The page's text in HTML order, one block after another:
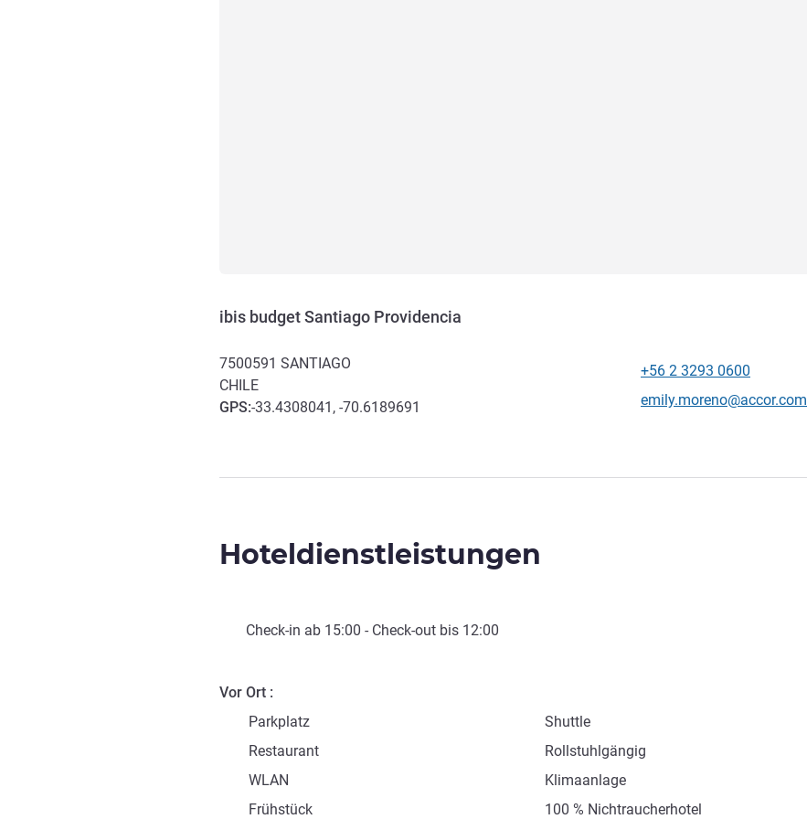
ibis budget Santiago Providencia
7500591 SANTIAGO
CHILE
GPS:-33.4308041, -70.6189691
+56 2 3293 0600
Kontakt-E-Mail
emily.moreno@accor.com
Hoteldienstleistungen
Check-in ab 15:00 - Check-out bis 12:00
Vor Ort
Parkplatz
Shuttle
Restaurant
Rollstuhlgängig
WLAN
Klimaanlage
Frühstück
100 % Nichtraucherhotel